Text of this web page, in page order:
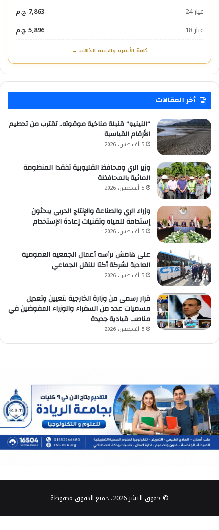
عيار 24
7,863 ج.م
عيار 18
5,896 ج.م
كافة الأعيرة والجنيه الذهب ←
أخر المقالات
“النينيو” قنبلة مناخية موقوته.. تقترب من تحطيم
الأرقام القياسية
5 أغسطس، 2026
وزير الري ومحافظ القليوبية تفقدا المنظومة
المائية بالمحافظة
5 أغسطس، 2026
وزراء الري والصناعة والإنتاج الحربي يبحثون
إستدامة للمياه وتقنيات إعادة الإستخدام
5 أغسطس، 2026
على هامش ترأسه أعمال الجمعية العمومية
العادية لشركة أكتا للنقل الجماعي
5 أغسطس، 2026
قرار رسمي من وزارة الخارجية بتعيين وتعديل
مسميات عدد من السفراء والوزراء المفوضين في
مناصب قيادية جديدة
5 أغسطس، 2026
© حقوق النشر 2026، جميع الحقوق محفوظة